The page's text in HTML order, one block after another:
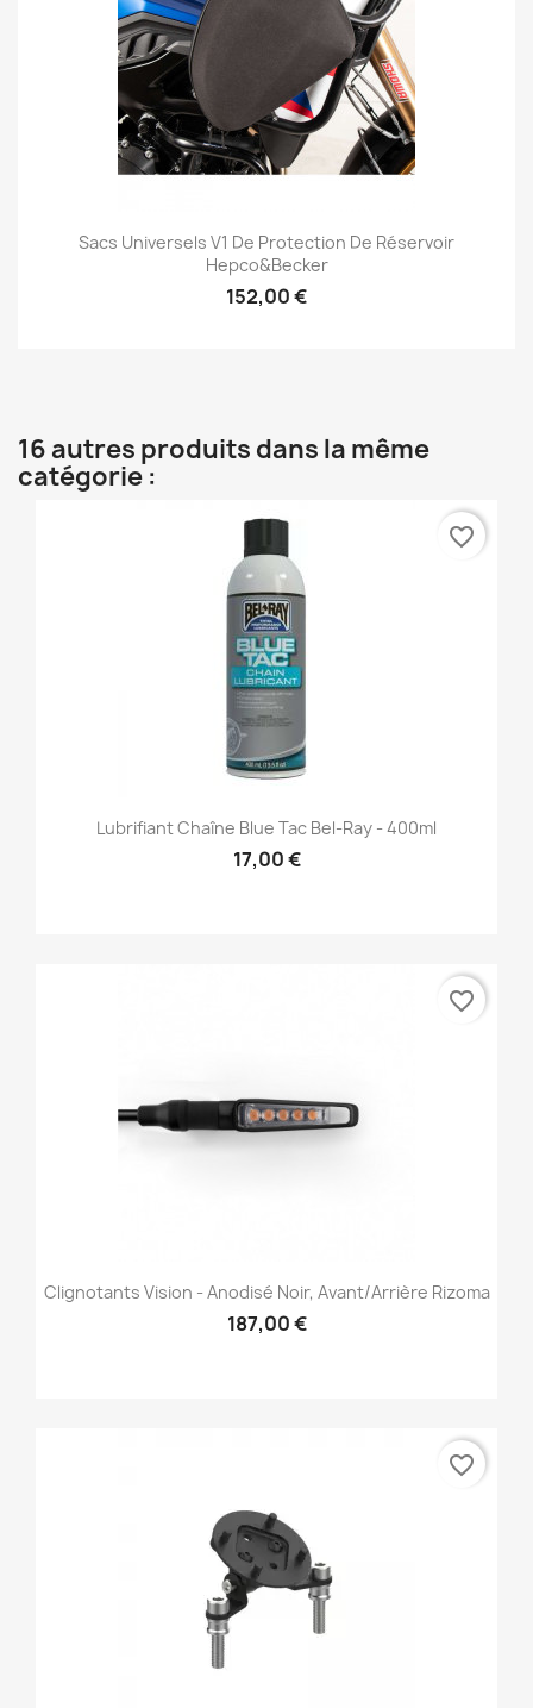
Sacs Universels V1 De Protection De Réservoir
Hepco&Becker
152,00 €
16 autres produits dans la même
catégorie :
Lubrifiant Chaîne Blue Tac Bel-Ray - 400ml
17,00 €
favorite_border
Clignotants Vision - Anodisé Noir, Avant/Arrière Rizoma
187,00 €
favorite_border
favorite_border